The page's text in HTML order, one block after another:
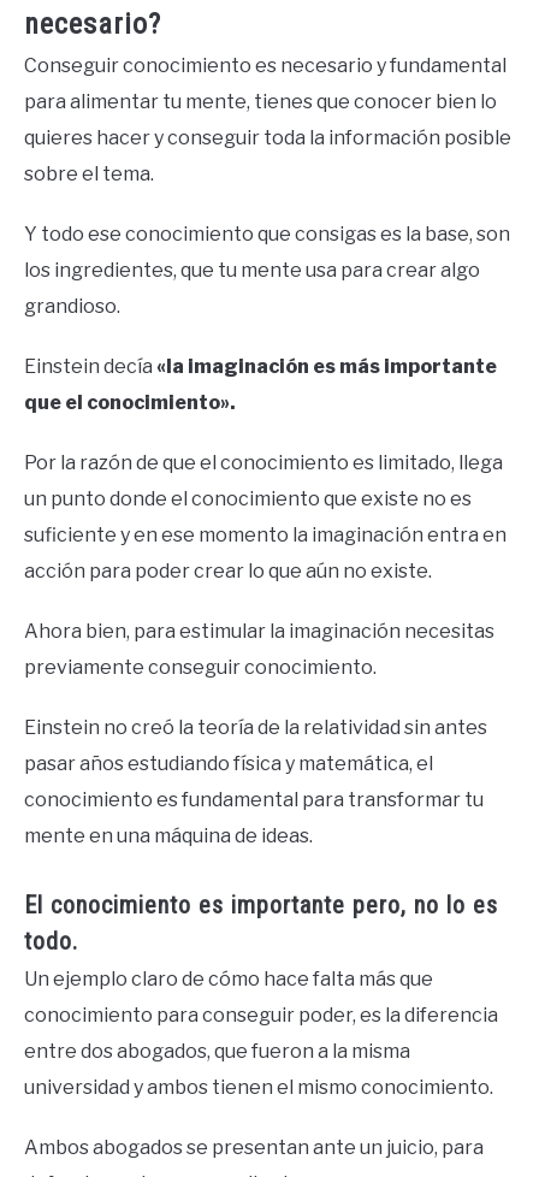
necesario?
Conseguir conocimiento es necesario y fundamental
para alimentar tu mente, tienes que conocer bien lo
quieres hacer y conseguir toda la información posible
sobre el tema.
Y todo ese conocimiento que consigas es la base, son
los ingredientes, que tu mente usa para crear algo
grandioso.
Einstein decía «la imaginación es más importante
que el conocimiento».
Por la razón de que el conocimiento es limitado, llega
un punto donde el conocimiento que existe no es
suficiente y en ese momento la imaginación entra en
acción para poder crear lo que aún no existe.
Ahora bien, para estimular la imaginación necesitas
previamente conseguir conocimiento.
Einstein no creó la teoría de la relatividad sin antes
pasar años estudiando física y matemática, el
conocimiento es fundamental para transformar tu
mente en una máquina de ideas.
El conocimiento es importante pero, no lo es
todo.
Un ejemplo claro de cómo hace falta más que
conocimiento para conseguir poder, es la diferencia
entre dos abogados, que fueron a la misma
universidad y ambos tienen el mismo conocimiento.
Ambos abogados se presentan ante un juicio, para